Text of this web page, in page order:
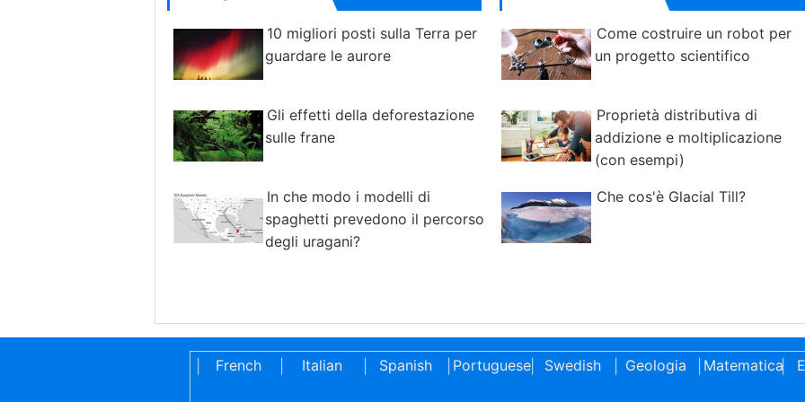
10 migliori posti sulla Terra per
guardare le aurore
Gli effetti della deforestazione
sulle frane
In che modo i modelli di
spaghetti prevedono il percorso
degli uragani?
Come costruire un robot per
un progetto scientifico
Proprietà distributiva di
addizione e moltiplicazione
(con esempi)
Che cos'è Glacial Till?
French Italian Spanish Portuguese| Swedish Geologia Matematica|